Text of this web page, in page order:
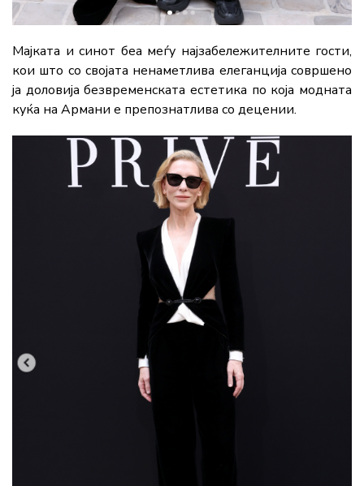
Мајката и синот беа меѓу најзабележителните гости,
кои што со својата ненаметлива елеганција совршено
ја доловија безвременската естетика по која модната
куќа на Армани е препознатлива со децении.